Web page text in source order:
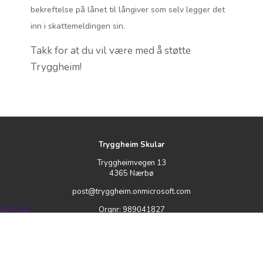
bekreftelse på lånet til långiver som selv legger det
inn i skattemeldingen sin.
Takk for at du vil være med å støtte
Tryggheim!
Tryggheim Skular
Tryggheimvegen 13
4365 Nærbø
post@tryggheim.onmicrosoft.com
Orgnr: 989041827
Logg inn